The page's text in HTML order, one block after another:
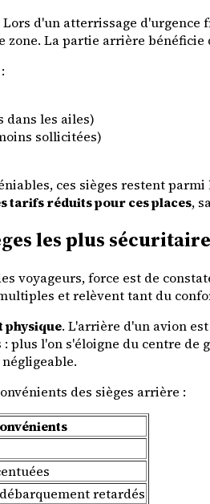
d'un atterrissage d'urgence
zone. La partie arrière
dans les ailes)
sollicitées)
ces sièges restent
tarifs réduits pour ces places,
les plus
voyageurs, force est de
et relèvent tant du
physique. L'arrière d'un avion
l'on s'éloigne du centre
des sièges arrière :
retardés